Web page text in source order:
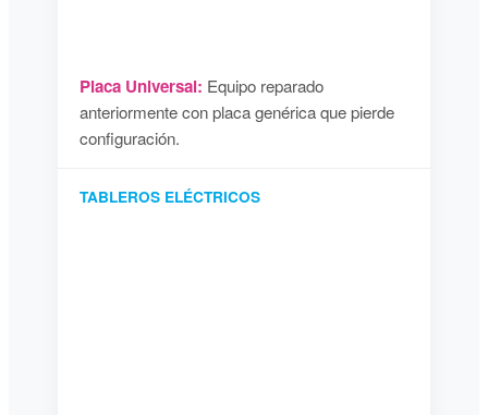
Placa Universal: Equipo reparado
anteriormente con placa genérica que pierde
configuración.
TABLEROS ELÉCTRICOS